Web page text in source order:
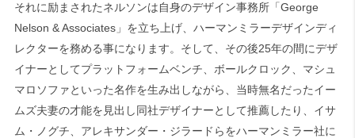
それに励まされたネルソンは自身のデザイン事務所「George
Nelson & Associates」を立ち上げ、ハーマンミラーデザインディ
レクターを務める事になります。そして、その後25年の間にデザ
イナーとしてプラットフォームベンチ、ボールクロック、マシュ
マロソファといった名作を生み出しながら、当時無名だったイー
ムズ夫妻の才能を見出し同社デザイナーとして推薦したり、イサ
ム・ノグチ、アレキサンダー・ジラードらをハーマンミラー社に